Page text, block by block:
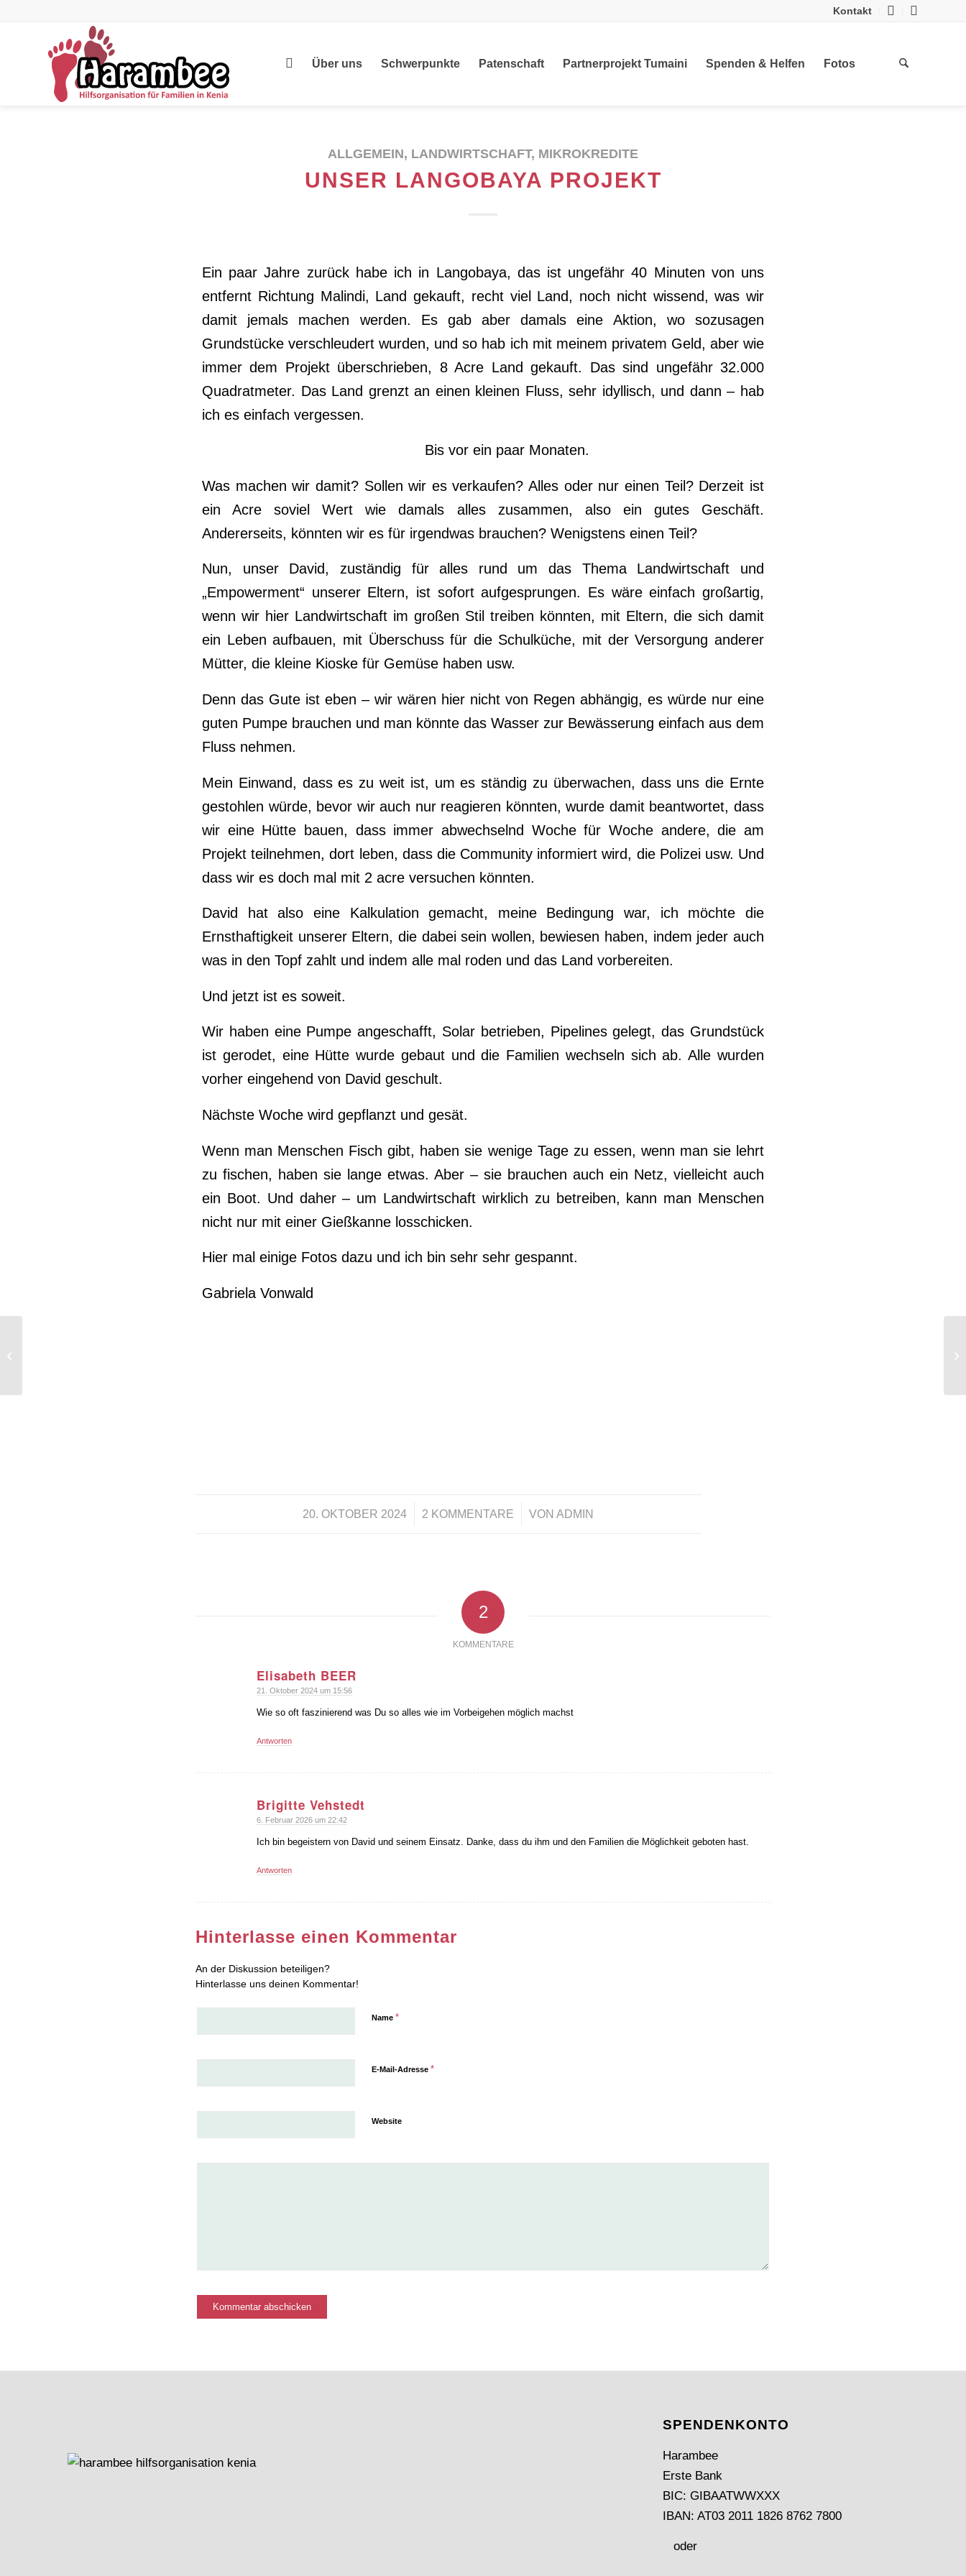
Kontakt
Über uns Schwerpunkte Patenschaft Partnerprojekt Tumaini Spenden & Helfen Fotos
ALLGEMEIN, LANDWIRTSCHAFT, MIKROKREDITE
UNSER LANGOBAYA PROJEKT
Ein paar Jahre zurück habe ich in Langobaya, das ist ungefähr 40 Minuten von uns
entfernt Richtung Malindi, Land gekauft, recht viel Land, noch nicht wissend, was wir
damit jemals machen werden. Es gab aber damals eine Aktion, wo sozusagen
Grundstücke verschleudert wurden, und so hab ich mit meinem privatem Geld, aber wie
immer dem Projekt überschrieben, 8 Acre Land gekauft. Das sind ungefähr 32.000
Quadratmeter. Das Land grenzt an einen kleinen Fluss, sehr idyllisch, und dann – hab
ich es einfach vergessen.
Bis vor ein paar Monaten.
Was machen wir damit? Sollen wir es verkaufen? Alles oder nur einen Teil? Derzeit ist
ein Acre soviel Wert wie damals alles zusammen, also ein gutes Geschäft.
Andererseits, könnten wir es für irgendwas brauchen? Wenigstens einen Teil?
Nun, unser David, zuständig für alles rund um das Thema Landwirtschaft und
„Empowerment“ unserer Eltern, ist sofort aufgesprungen. Es wäre einfach großartig,
wenn wir hier Landwirtschaft im großen Stil treiben könnten, mit Eltern, die sich damit
ein Leben aufbauen, mit Überschuss für die Schulküche, mit der Versorgung anderer
Mütter, die kleine Kioske für Gemüse haben usw.
Denn das Gute ist eben – wir wären hier nicht von Regen abhängig, es würde nur eine
guten Pumpe brauchen und man könnte das Wasser zur Bewässerung einfach aus dem
Fluss nehmen.
Mein Einwand, dass es zu weit ist, um es ständig zu überwachen, dass uns die Ernte
gestohlen würde, bevor wir auch nur reagieren könnten, wurde damit beantwortet, dass
wir eine Hütte bauen, dass immer abwechselnd Woche für Woche andere, die am
Projekt teilnehmen, dort leben, dass die Community informiert wird, die Polizei usw. Und
dass wir es doch mal mit 2 acre versuchen könnten.
David hat also eine Kalkulation gemacht, meine Bedingung war, ich möchte die
Ernsthaftigkeit unserer Eltern, die dabei sein wollen, bewiesen haben, indem jeder auch
was in den Topf zahlt und indem alle mal roden und das Land vorbereiten.
Und jetzt ist es soweit.
Wir haben eine Pumpe angeschafft, Solar betrieben, Pipelines gelegt, das Grundstück
ist gerodet, eine Hütte wurde gebaut und die Familien wechseln sich ab. Alle wurden
vorher eingehend von David geschult.
Nächste Woche wird gepflanzt und gesät.
Wenn man Menschen Fisch gibt, haben sie wenige Tage zu essen, wenn man sie lehrt
zu fischen, haben sie lange etwas. Aber – sie brauchen auch ein Netz, vielleicht auch
ein Boot. Und daher – um Landwirtschaft wirklich zu betreiben, kann man Menschen
nicht nur mit einer Gießkanne losschicken.
Hier mal einige Fotos dazu und ich bin sehr sehr gespannt.
Gabriela Vonwald
20. OKTOBER 2024
/ 2 KOMMENTARE
/ VONADMIN
2
KOMMENTARE
Elisabeth BEER
sagte:
21. Oktober 2024 um 15:56
Wie so oft faszinierend was Du so alles wie im Vorbeigehen möglich machst
Antworten
Brigitte Vehstedt
sagte:
6. Februar 2026 um 22:42
Ich bin begeistern von David und seinem Einsatz. Danke, dass du ihm und den Familien die Möglichkeit geboten hast.
Antworten
Hinterlasse einen Kommentar
An der Diskussion beteiligen?
Hinterlasse uns deinen Kommentar!
Name *
E-Mail-Adresse *
Website
SPENDEN­KONTO
Harambee
Erste Bank
BIC: GIBAATWWXXX
IBAN: AT03 2011 1826 8762 7800
oder